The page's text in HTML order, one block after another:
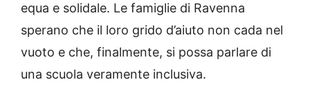
equa e solidale. Le famiglie di Ravenna
sperano che il loro grido d’aiuto non cada nel
vuoto e che, finalmente, si possa parlare di
una scuola veramente inclusiva.